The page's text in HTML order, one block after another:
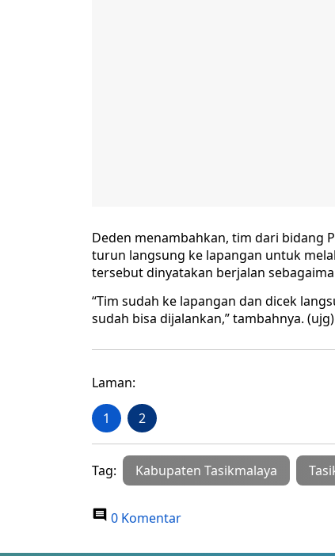
Deden menambahkan, tim dari bidang
turun langsung ke lapangan untuk
tersebut dinyatakan berjalan
“Tim sudah ke lapangan dan dicek
sudah bisa dijalankan,” tambahnya. (ujg)
Laman:
1 2
Tag: Kabupaten Tasikmalaya
0 Komentar